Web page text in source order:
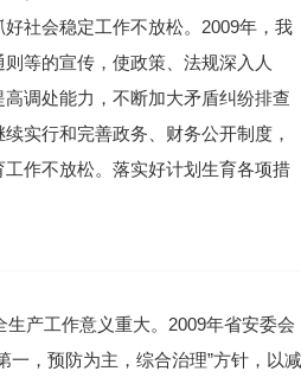
社会稳定工作不放松。2009年，我
等的宣传，使政策、法规深入人
调处能力，不断加大矛盾纠纷排查
实行和完善政务、财务公开制度，
作不放松。落实好计划生育各项措
产工作意义重大。2009年省安委会
一，预防为主，综合治理”方针，以减